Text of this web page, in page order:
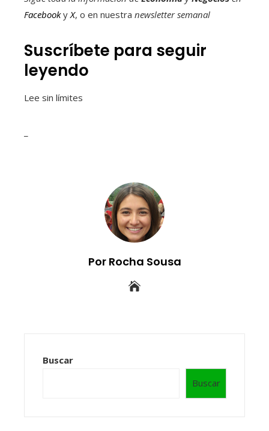
Facebooky X, o en nuestra newsletter semanal
Suscríbete para seguir
leyendo
Lee sin límites
Por Rocha Sousa
Buscar
Buscar